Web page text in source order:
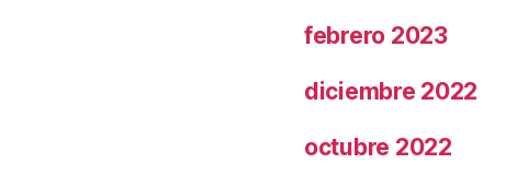
febrero 2023
diciembre 2022
octubre 2022